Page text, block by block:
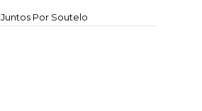
Juntos Por Soutelo